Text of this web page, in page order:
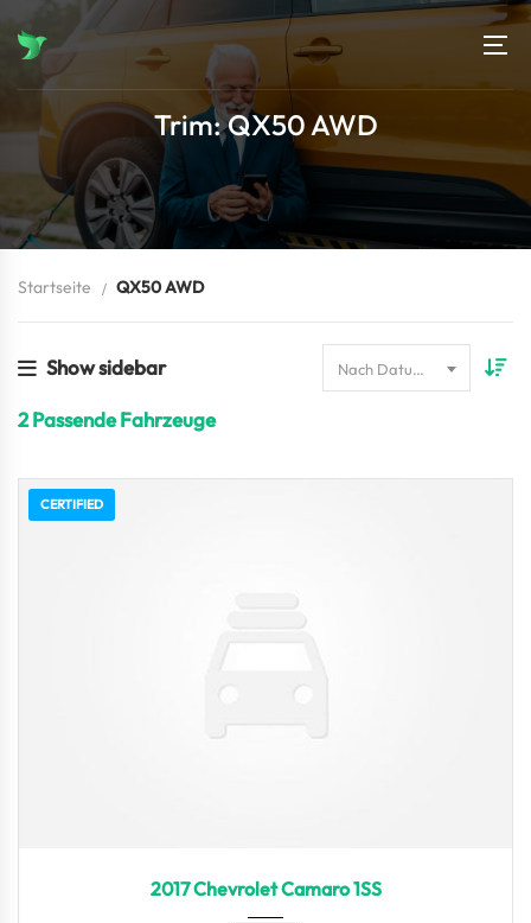
Trim: QX50 AWD
Startseite QX50 AWD
Show sidebar Nach Datum sortieren
2Passende Fahrzeuge
CERTIFIED
2017 Chevrolet Camaro 1SS